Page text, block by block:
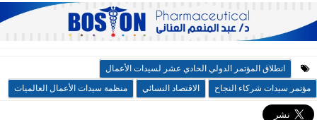
انطلاق المؤتمر الدولي الحادي عشر لسيدات الأعمال
مؤتمر سيدات شركاء النجاح
الاقتصاد النسائي منظمة سيدات الأعمال العالميات